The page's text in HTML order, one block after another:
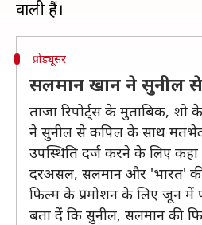
प्रोड्यूसर
सलमान खान ने सुनील से
ताजा रिपोर्ट्स के मुताबिक, शो
ने सुनील से कपिल के साथ
उपस्थिति दर्ज करने के लिए कहा
दरअसल, सलमान और 'भारत' की
फिल्म के प्रमोशन के लिए जून में
बता दें कि सुनील, सलमान की